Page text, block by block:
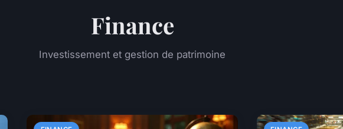
Finance
Investissement et gestion de patrimoine